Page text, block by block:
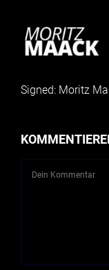
Signed: Moritz